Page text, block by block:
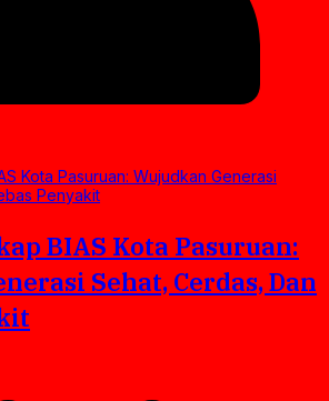
BIAS Kota Pasuruan:
Sehat, Cerdas, Dan